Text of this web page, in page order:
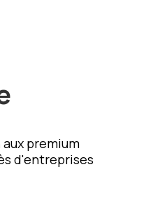
premium
d'entreprises